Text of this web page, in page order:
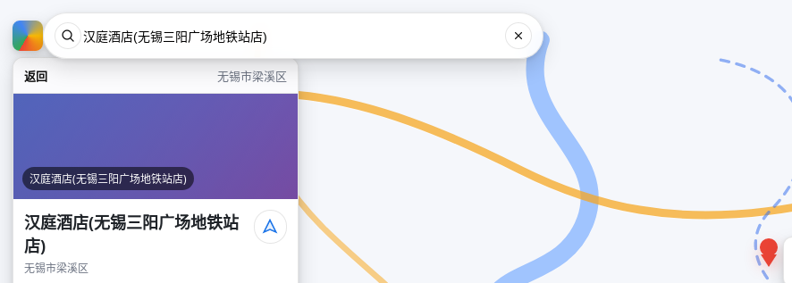
返回 无锡市梁溪区
汉庭酒店(无锡三阳广场地铁站店)
汉庭酒店(无锡三阳广场地铁站
店)
无锡市梁溪区